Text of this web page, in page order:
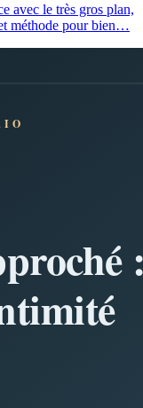
avec le très gros plan,
méthode pour bien…